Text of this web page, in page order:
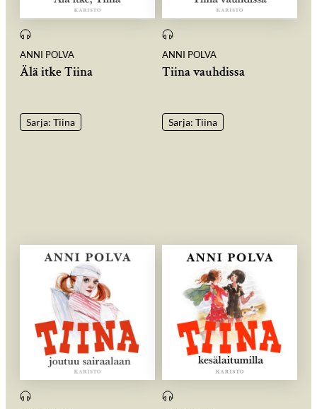
ANNI POLVA
Älä itke Tiina
Sarja: Tiina
ANNI POLVA
Tiina vauhdissa
Sarja: Tiina